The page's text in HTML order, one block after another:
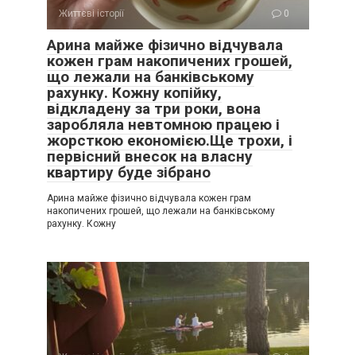
Життєві історії 0
Арина майже фізично відчувала
кожен грам накопичених грошей,
що лежали на банківському
рахунку. Кожну копійку,
відкладену за три роки, вона
заробляла невтомною працею і
жорсткою економією.Ще трохи, і
первісний внесок на власну
квартиру буде зібрано
Арина майже фізично відчувала кожен грам
накопичених грошей, що лежали на банківському
рахунку. Кожну